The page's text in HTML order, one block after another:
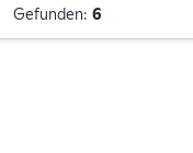
Gefunden: 6